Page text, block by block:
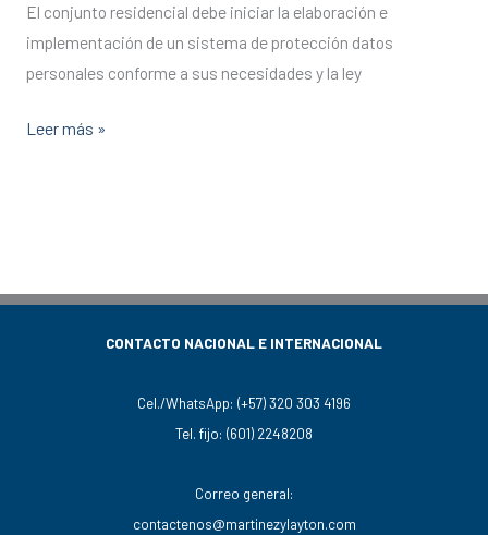
El conjunto residencial debe iniciar la elaboración e
implementación de un sistema de protección datos
personales conforme a sus necesidades y la ley
Leer más »
CONTACTO NACIONAL E INTERNACIONAL
Cel./WhatsApp: (+57) 320 303 4196
Tel. fijo: (601) 2248208
Correo general:
contactenos@martinezylayton.com